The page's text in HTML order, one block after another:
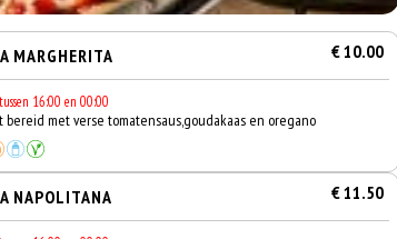
MARGHERITA € 10.00
16:00 en 00:00
bereid met verse tomatensaus,goudakaas en oregano
NAPOLITANA € 11.50